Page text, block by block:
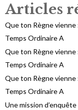
Articles
Que ton Règne
Temps Ordinaire A
Que ton Règne
Temps Ordinaire A
Que ton Règne
Temps Ordinaire A
Une mission